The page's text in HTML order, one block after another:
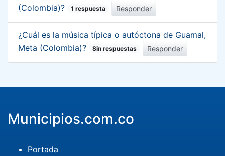
(Colombia)?
1 respuesta Responder
¿Cuál es la música típica o autóctona de Guamal,
Meta (Colombia)?
Sin respuestas Responder
Municipios.com.co
Portada